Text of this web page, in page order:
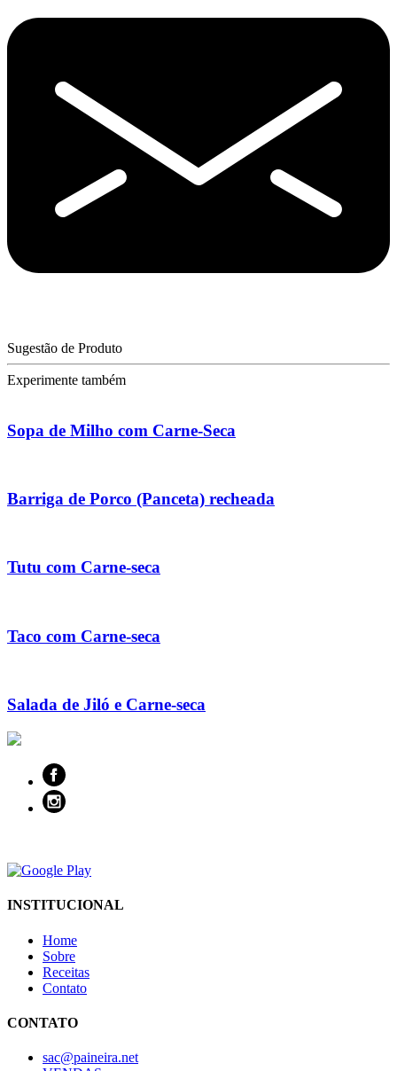
Sugestão de Produto
Experimente também
Sopa de Milho com Carne-Seca
Barriga de Porco (Panceta) recheada
Tutu com Carne-seca
Taco com Carne-seca
Salada de Jiló e Carne-seca
INSTITUCIONAL
Home
Sobre
Receitas
Contato
CONTATO
sac@paineira.net